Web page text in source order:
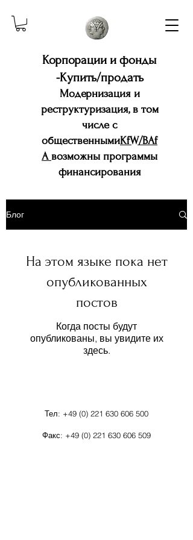
Корпорации и фонды
-Купить/продать
Модернизация и
реструктуризация, в том
числе с
общественнымиKfW/BAf
Aвозможны программы
финансирования
Блог
На этом языке пока нет
опубликованных
постов
Когда посты будут
опубликованы, вы увидите их
здесь.
Тел: +49 (0) 221 630 606 500
Факс: +49 (0) 221 630 606 509